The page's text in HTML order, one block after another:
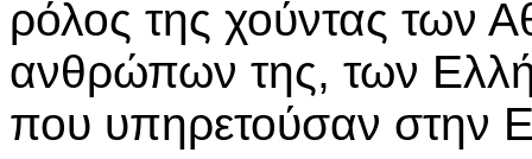
ρόλος της χούντας των
ανθρώπων της, των
που υπηρετούσαν στην